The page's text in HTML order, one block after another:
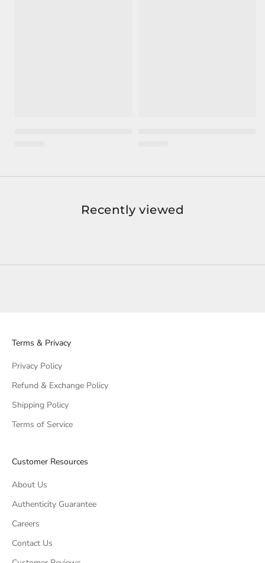
Recently viewed
Terms & Privacy
Privacy Policy
Refund & Exchange Policy
Shipping Policy
Terms of Service
Customer Resources
About Us
Authenticity Guarantee
Careers
Contact Us